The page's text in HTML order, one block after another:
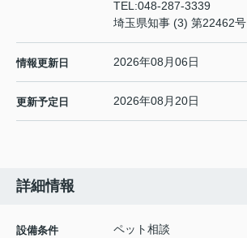
TEL:048-287-3339
埼玉県知事 (3) 第22462号
情報更新日 2026年08月06日
更新予定日 2026年08月20日
詳細情報
設備条件
ペット相談